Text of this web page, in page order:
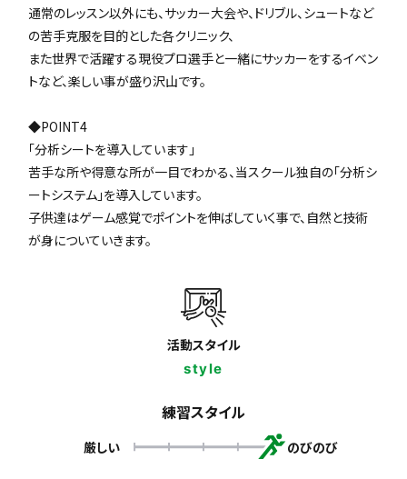
通常のレッスン以外にも、サッカー大会や、ドリブル、シュートなど
の苦手克服を目的とした各クリニック、
また世界で活躍する現役プロ選手と一緒にサッカーをするイベン
トなど、楽しい事が盛り沢山です。
◆POINT4
「分析シートを導入しています」
苦手な所や得意な所が一目でわかる、当スクール独自の「分析シ
ートシステム」を導入しています。
子供達はゲーム感覚でポイントを伸ばしていく事で、自然と技術
が身についていきます。
活動スタイル
style
練習スタイル
厳しい のびのび